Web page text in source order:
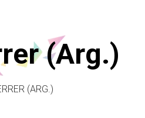
(Arg.)
(ARG.)